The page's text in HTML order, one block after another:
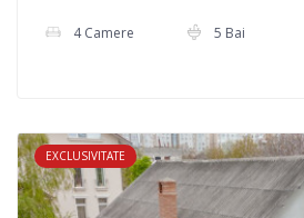
4 Camere 5 Bai
EXCLUSIVITATE